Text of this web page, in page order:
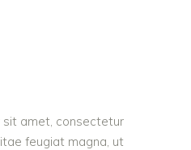
sit amet, consectetur
feugiat magna, ut